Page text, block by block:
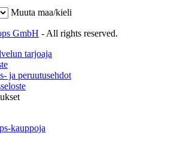
Muuta maa/kieli
GmbH - All rights reserved.
tarjoaja
ja peruutusehdot
kauppoja